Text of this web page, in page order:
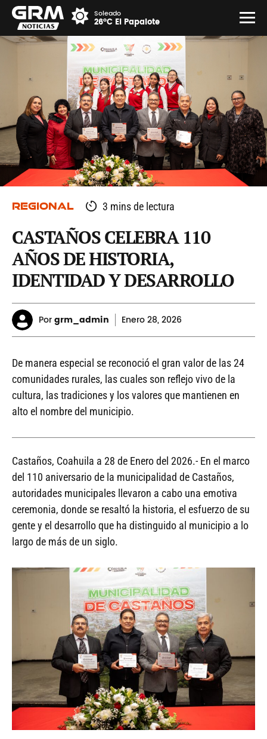
Soleado
26°C El Papalote
REGIONAL 3 mins de lectura
CASTAÑOS CELEBRA 110
AÑOS DE HISTORIA,
IDENTIDAD Y DESARROLLO
Porgrm_admin Enero28, 2026
De manera especial se reconoció el gran valor de las 24
comunidades rurales, las cuales son reflejo vivo de la
cultura, las tradiciones y los valores que mantienen en
alto el nombre del municipio.
Castaños, Coahuila a 28 de Enero del 2026.- En el marco
del 110 aniversario de la municipalidad de Castaños,
autoridades municipales llevaron a cabo una emotiva
ceremonia, donde se resaltó la historia, el esfuerzo de su
gente y el desarrollo que ha distinguido al municipio a lo
largo de más de un siglo.